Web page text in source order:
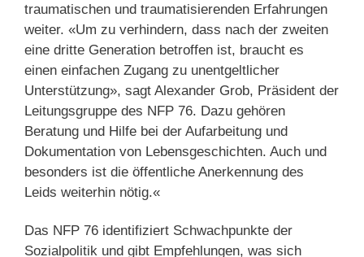
traumatischen und traumatisierenden Erfahrungen
weiter. «Um zu verhindern, dass nach der zweiten
eine dritte Generation betroffen ist, braucht es
einen einfachen Zugang zu unentgeltlicher
Unterstützung», sagt Alexander Grob, Präsident der
Leitungsgruppe des NFP 76. Dazu gehören
Beratung und Hilfe bei der Aufarbeitung und
Dokumentation von Lebensgeschichten. Auch und
besonders ist die öffentliche Anerkennung des
Leids weiterhin nötig.«
Das NFP 76 identifiziert Schwachpunkte der
Sozialpolitik und gibt Empfehlungen, was sich